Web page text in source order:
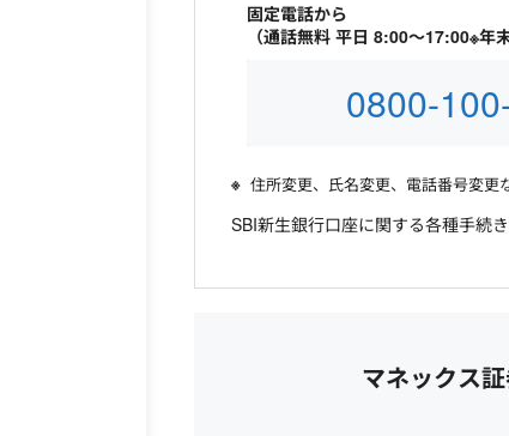
固定電話から
（通話無料 平日 8:00～17:00※年
0800-
住所変更、氏名変更、電話番号変更
SBI新生銀行口座に関する各種手続
マネックス